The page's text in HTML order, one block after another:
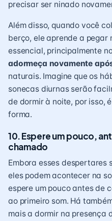
precisar ser ninado
Além disso, quando você
berço, ele aprende a pegar
essencial, principalmente
adormeça novamente
naturais. Imagine que os
sonecas diurnas serão
de dormir à noite, por isso,
forma.
10. Espere um pouco,
chamado
Embora esses despertares
eles podem acontecer na
espere um pouco antes de
ao primeiro som. Há
mais a dormir na presença